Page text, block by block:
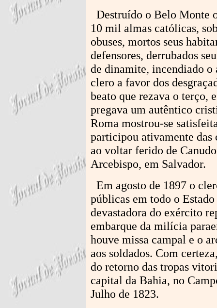
Destruído o Belo Monte
10 mil almas católicas,
obuses, mortos seus
defensores, derrubados
de dinamite, incendiado o
clero a favor dos
beato que rezava o terço,
pregava um autêntico
Roma mostrou-se
participou ativamente das
ao voltar ferido de
Arcebispo, em Salvador.
Em agosto de 1897 o
públicas em todo o
devastadora do exército
embarque da milícia
houve missa campal e o
aos soldados. Com
do retorno das tropas
capital da Bahia, no
Julho de 1823.